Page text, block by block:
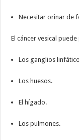
Necesitar orinar de
El cáncer vesical
Los ganglios
Los huesos.
El hígado.
Los pulmones.